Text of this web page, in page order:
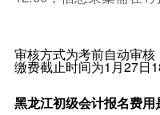
审核方式为考前自动审核
缴费截止时间为1月27日
黑龙江初级会计报名费用